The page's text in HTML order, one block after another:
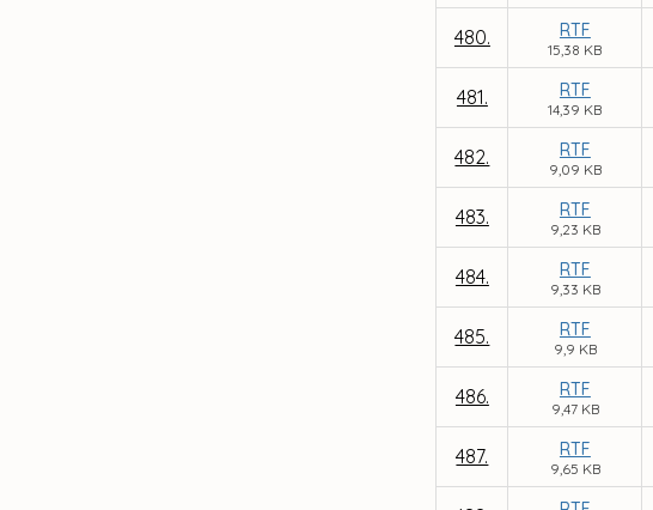
480. RTF
15,38 KB
481. RTF
14,39 KB
482. RTF
9,09 KB
483. RTF
9,23 KB
484. RTF
9,33 KB
485. RTF
9,9 KB
486. RTF
9,47 KB
487. RTF
9,65 KB